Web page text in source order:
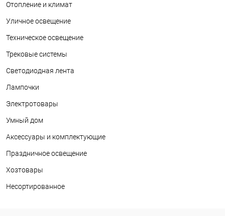
Отопление и климат
Уличное освещение
Техническое освещение
Трековые системы
Светодиодная лента
Лампочки
Электротовары
Умный дом
Аксессуары и комплектующие
Праздничное освещение
Хозтовары
Несортированное